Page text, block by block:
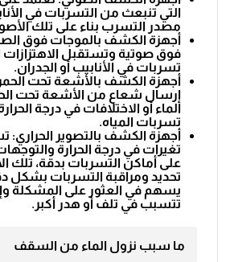
التي تنبعث من التسربات في
مصدر التسرب بناء على تلك
أجهزة الكشف بالموجات فوق
فوق صوتية وتستقبل الاهتزازات
تسربات في الأنابيب أو الجدران.
أجهزة الكشف بالأشعة تحت
إرسال شعاع من الأشعة تحت
الماء أو الاختلافات في درجة
تسربات المياه.
أجهزة الكشف بالتصوير
تغيرات في درجة الحرارة
على أماكن التسربات بدقة، تلك
تحديد ومراقبة التسربات بشكل
يسهم في العثور على المشكلة
تتسبب في تلف أو هدر أكبر.
ما سبب نزول الماء من السقف